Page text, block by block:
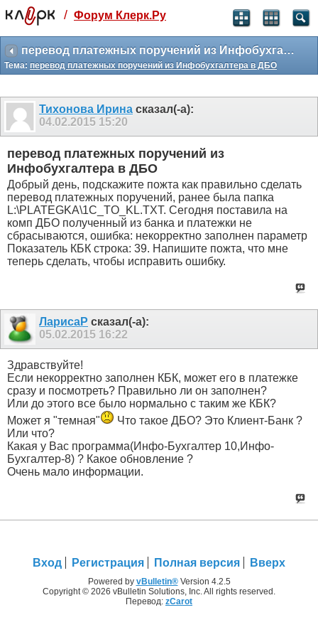
Святые угодники, Клерк без рекламы
прекрасен:)
месяц
3 месяца
259
₽
-10%
499 ₽
-15%
Отмена Оплатить
/ Форум Клерк.Ру
перевод платежных поручений из Инфобухгалтера в ДБО
Тема: перевод платежных поручений из Инфобухгалтера в ДБО
Тихонова Ирина сказал(-а):
04.02.2015 15:20
перевод платежных поручений из
Инфобухгалтера в ДБО
Добрый день, подскажите пожта как правильно сделать
перевод платежных поручений, ранее была папка
L:\PLATEGKA\1C_TO_KL.TXT. Сегодня поставила на
комп ДБО полученный из банка и платежки не
сбрасываются, ошибка: некорректно заполнен параметр
Показатель КБК строка: 39. Напишите пожта, что мне
теперь сделать, чтобы исправить ошибку.
ЛарисаР сказал(-а):
05.02.2015 16:22
Здравствуйте!
Если некорректно заполнен КБК, может его в платежке
сразу и посмотреть? Правильно ли он заполнен?
Или до этого все было нормально с таким же КБК?
Может я "темная"
Что такое ДБО? Это Клиент-Банк ?
Или что?
Какая у Вас программа(Инфо-Бухгалтер 10,Инфо-
Бухгалтер-8) ? Какое обновление ?
Очень мало информации.
Вход Регистрация Полная версия Вверх
Powered by vBulletin®Version 4.2.5
Copyright © 2026 vBulletin Solutions, Inc. All rights reserved.
Перевод: zCarot